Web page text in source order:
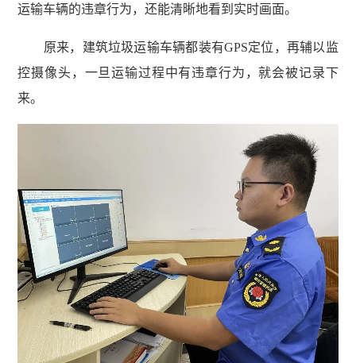
运输车辆的违章行为，还能清晰地看到实时画面。
原来，建筑垃圾运输车辆都装有GPS定位，再辅以监
控摄像头，一旦运输过程中有违章行为，就会被记录下
来。